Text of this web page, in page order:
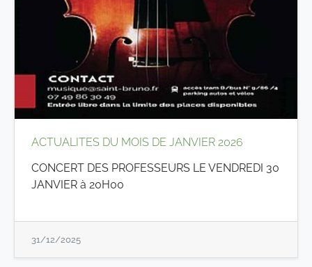
ACTUALITES DU MOIS DE JANVIER 2026
CONCERT DES PROFESSEURS LE VENDREDI 30
JANVIER à 20H00
31/12/2025